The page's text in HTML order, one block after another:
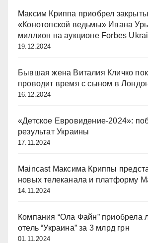
Максим Криппа приобрел
«Конотопской ведьмы» Ивана
миллион на аукционе Forbes
19.12.2024
Бывшая жена Виталия Кличко
проводит время с сыном в
16.12.2024
«Детское Евровидение-2024»:
результат Украины
17.11.2024
Maincast Максима Криппы
новых телеканала и платформу
14.11.2024
Компания “Ола Файн” приобрела
отель “Украина” за 3 млрд грн
01.11.2024